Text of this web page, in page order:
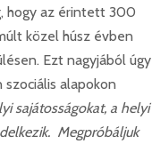
hogy az érintett 300
közel húsz évben
Ezt nagyjából úgy
alapokon
sajátosságokat, a helyi
Megpróbáljuk